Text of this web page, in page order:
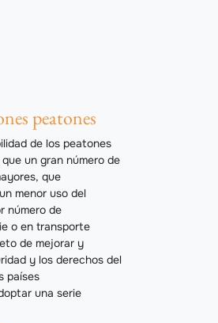
peatones
de los peatones
un gran número de
que
menor uso del
número de
o en transporte
de mejorar y
y los derechos del
países
una serie